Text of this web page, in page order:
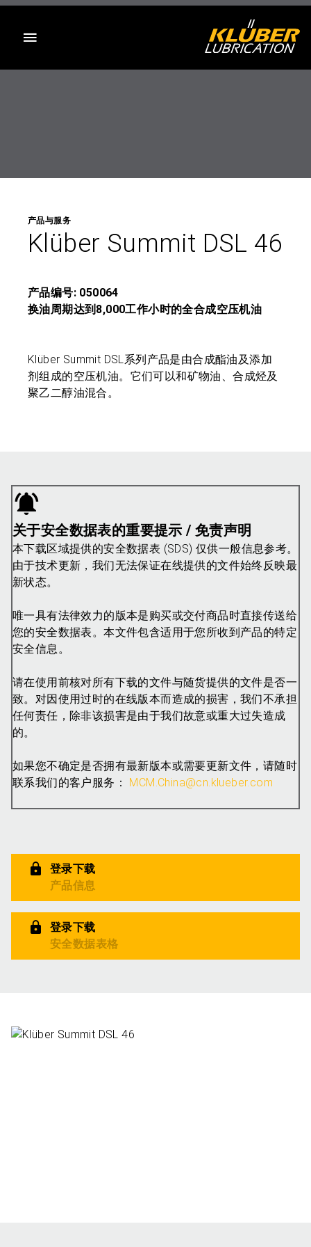
产品与服务
Klüber Summit DSL 46
产品编号: 050064
换油周期达到8,000工作小时的全合成空压机油
Klüber Summit DSL系列产品是由合成酯油及添加
剂组成的空压机油。它们可以和矿物油、合成烃及
聚乙二醇油混合。
关于安全数据表的重要提示 / 免责声明
本下载区域提供的安全数据表 (SDS) 仅供一般信息参考。
由于技术更新，我们无法保证在线提供的文件始终反映最
新状态。
唯一具有法律效力的版本是购买或交付商品时直接传送给
您的安全数据表。本文件包含适用于您所收到产品的特定
安全信息。
请在使用前核对所有下载的文件与随货提供的文件是否一
致。对因使用过时的在线版本而造成的损害，我们不承担
任何责任，除非该损害是由于我们故意或重大过失造成
的。
如果您不确定是否拥有最新版本或需要更新文件，请随时
联系我们的客户服务： MCM.China@cn.klueber.com
登录下载
产品信息
登录下载
安全数据表格